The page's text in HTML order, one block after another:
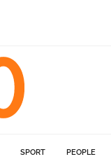
SPORT PEOPLE